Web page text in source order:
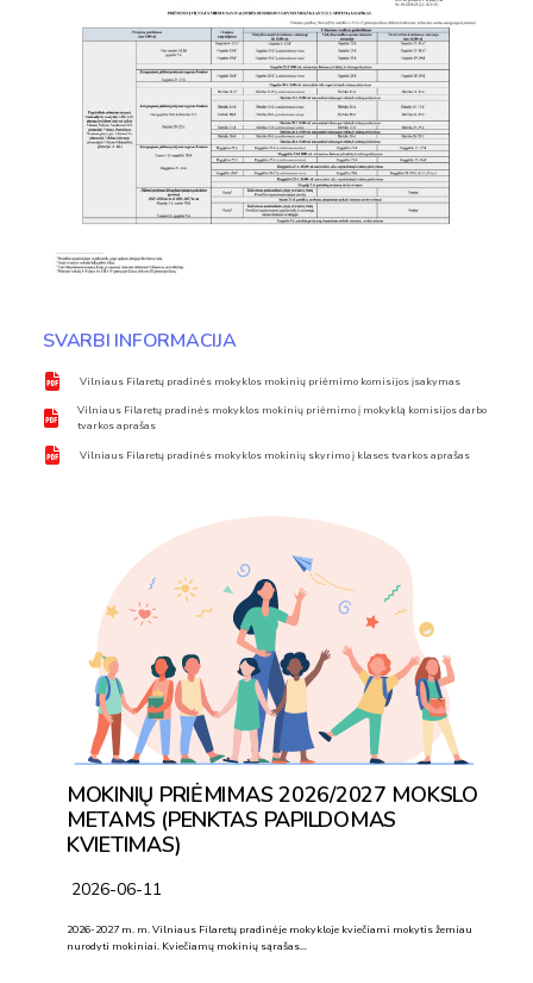
SVARBI INFORMACIJA
Vilniaus Filaretų pradinės mokyklos mokinių priėmimo komisijos įsakymas
Vilniaus Filaretų pradinės mokyklos mokinių priėmimo į mokyklą komisijos darbo
tvarkos aprašas
Vilniaus Filaretų pradinės mokyklos mokinių skyrimo į klases tvarkos aprašas
MOKINIŲ PRIĖMIMAS 2026/2027 MOKSLO
METAMS (PENKTAS PAPILDOMAS
KVIETIMAS)
2026-06-11
2026-2027 m. m. Vilniaus Filaretų pradinėje mokykloje kviečiami mokytis žemiau
nurodyti mokiniai. Kviečiamų mokinių sąrašas…